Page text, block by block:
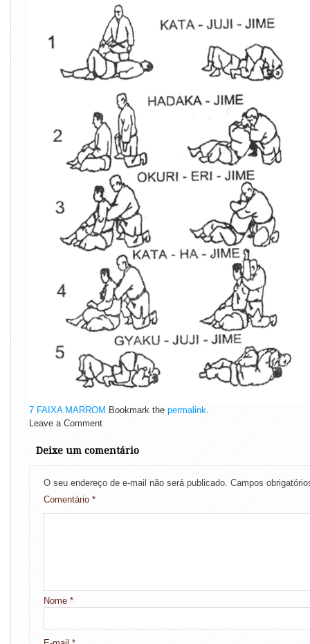
7 FAIXA MARROM Bookmark the permalink
Leave a Comment
Deixe um comentário
O seu endereço de e-mail não será publicado. Campos
Comentário *
Nome *